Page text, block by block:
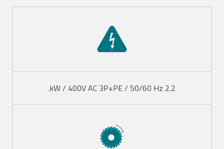
2.2 kW / 400V AC 3P+PE / 50/60 Hz.